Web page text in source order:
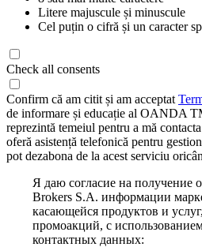
Litere majuscule și minuscule
Cel puțin o cifră și un caracter
Check all consents
Confirm că am citit și am acceptat
de informare și educație al OANDA
reprezintă temeiul pentru a mă
oferă asistență telefonică pentru
pot dezabona de la acest serviciu
Я даю согласие на
Brokers S.A. информации
касающейся продуктов и
промоакций, с
контактных данных: